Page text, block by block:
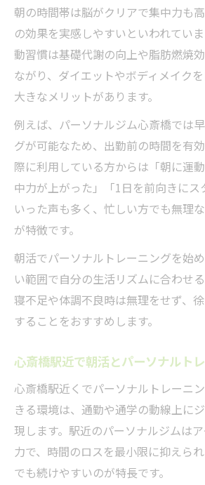
体験
パーソナルトレーニングで
ツ
駅近ジムで叶える朝活の継
とは
通いやすさが魅力のパーソ
グ
スキマ時間に効率的パーソナル
スキマ時間を活かすパーソ
短時間でも効果的な朝活
夫
効率的な朝活パーソナルト
駅近ジムで叶うスキマ時間
理想を叶える朝活活用ポイント
パーソナルトレーニングで
現
朝の時間帯は脳がクリアで集中力も
の効果を実感しやすいといわれてい
動習慣は基礎代謝の向上や脂肪燃焼
ながり、ダイエットやボディメイク
大きなメリットがあります。
例えば、パーソナルジム心斎橋では
グが可能なため、出勤前の時間を有
際に利用している方からは「朝に運
中力が上がった」「1日を前向きにス
いった声も多く、忙しい方でも無理
が特徴です。
朝活でパーソナルトレーニングを始
い範囲で自分の生活リズムに合わせる
寝不足や体調不良時は無理をせず、
することをおすすめします。
心斎橋駅近で朝活とパーソナルト
心斎橋駅近くでパーソナルトレーニ
きる環境は、通勤や通学の動線上に
現します。駅近のパーソナルジムは
力で、時間のロスを最小限に抑えら
でも続けやすいのが特長です。